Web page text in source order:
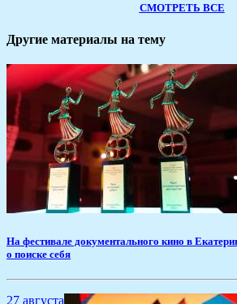
СМОТРЕТЬ ВСЕ
Другие материалы на тему
На фестивале документального кино в
о поиске себя
27 августа